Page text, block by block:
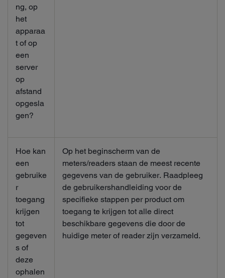
ng, op
het
apparaa
t of op
een
server
op
afstand
opgesla
gen?
Hoe kan
een
gebruike
r
toegang
krijgen
tot
gegeven
s of
deze
ophalen
Op het beginscherm van de
meters/readers staan de meest recente
gegevens van de gebruiker. Raadpleeg
de gebruikershandleiding voor de
specifieke stappen per product om
toegang te krijgen tot alle direct
beschikbare gegevens die door de
huidige meter of reader zijn verzameld.